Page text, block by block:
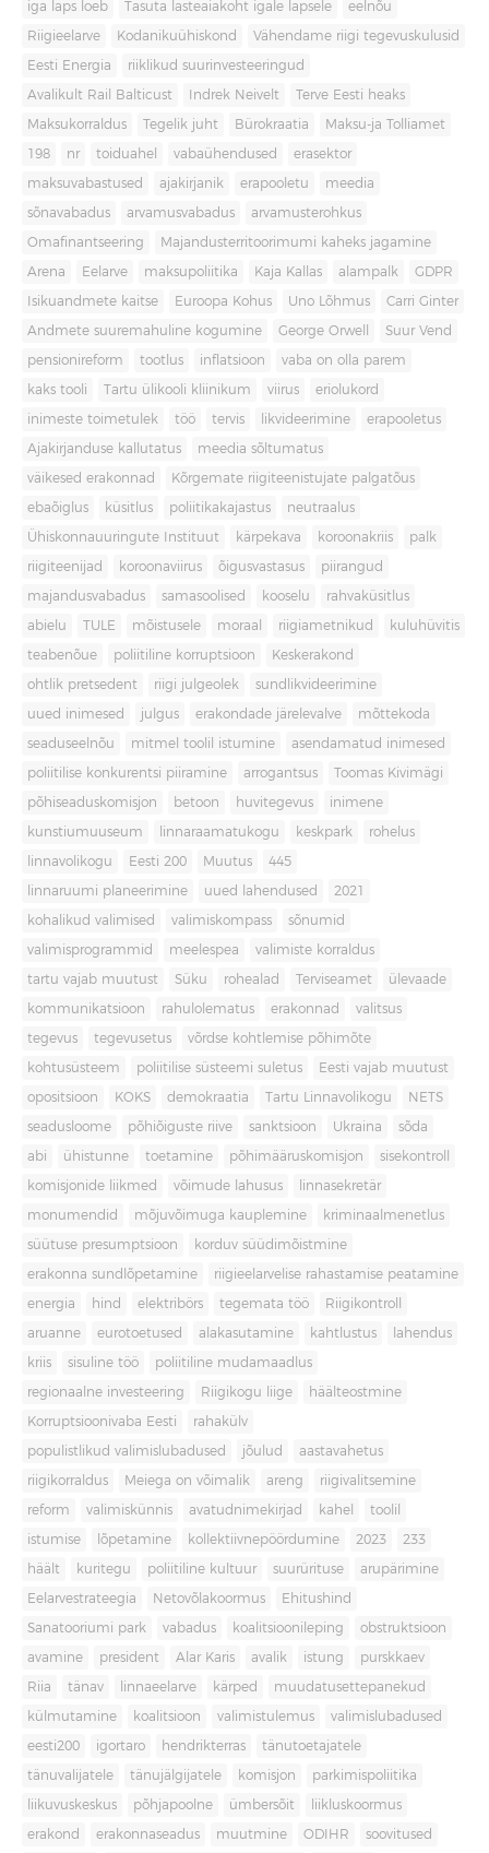
iga laps loeb Tasuta lasteaiakoht igale lapsele eelnõu
Riigieelarve Kodanikuühiskond Vähendame riigi tegevuskulusid
Eesti Energia riiklikud suurinvesteeringud
Avalikult Rail Balticust Indrek Neivelt Terve Eesti heaks
Maksukorraldus Tegelik juht Bürokraatia Maksu-ja Tolliamet
198 nr toiduahel vabaühendused erasektor
maksuvabastused ajakirjanik erapooletu meedia
sõnavabadus arvamusvabadus arvamusterohkus
Omafinantseering Majandusterritoorimumi kaheks jagamine
Arena Eelarve maksupoliitika Kaja Kallas alampalk GDPR
Isikuandmete kaitse Euroopa Kohus Uno Lõhmus Carri Ginter
Andmete suuremahuline kogumine George Orwell Suur Vend
pensionireform tootlus inflatsioon vaba on olla parem
kaks tooli Tartu ülikooli kliinikum viirus eriolukord
inimeste toimetulek töö tervis likvideerimine erapooletus
Ajakirjanduse kallutatus meedia sõltumatus
väikesed erakonnad Kõrgemate riigiteenistujate palgatõus
ebaõiglus küsitlus poliitikakajastus neutraalus
Ühiskonnauuringute Instituut kärpekava koroonakriis palk
riigiteenijad koroonaviirus õigusvastasus piirangud
majandusvabadus samasoolised kooselu rahvaküsitlus
abielu TULE mõistusele moraal riigiametnikud kuluhüvitis
teabenõue poliitiline korruptsioon Keskerakond
ohtlik pretsedent riigi julgeolek sundlikvideerimine
uued inimesed julgus erakondade järelevalve mõttekoda
seaduseelnõu mitmel toolil istumine asendamatud inimesed
poliitilise konkurentsi piiramine arrogantsus Toomas Kivimägi
põhiseaduskomisjon betoon huvitegevus inimene
kunstiumuuseum linnaraamatukogu keskpark rohelus
linnavolikogu Eesti 200 Muutus 445
linnaruumi planeerimine uued lahendused 2021
kohalikud valimised valimiskompass sõnumid
valimisprogrammid meelespea valimiste korraldus
tartu vajab muutust Süku rohealad Terviseamet ülevaade
kommunikatsioon rahulolematus erakonnad valitsus
tegevus tegevusetus võrdse kohtlemise põhimõte
kohtusüsteem poliitilise süsteemi suletus Eesti vajab muutust
opositsioon KOKS demokraatia Tartu Linnavolikogu NETS
seadusloome põhiõiguste riive sanktsioon Ukraina sõda
abi ühistunne toetamine põhimääruskomisjon sisekontroll
komisjonide liikmed võimude lahusus linnasekretär
monumendid mõjuvõimuga kauplemine kriminaalmenetlus
süütuse presumptsioon korduv süüdimõistmine
erakonna sundlõpetamine riigieelarvelise rahastamise peatamine
energia hind elektribörs tegemata töö Riigikontroll
aruanne eurotoetused alakasutamine kahtlustus lahendus
kriis sisuline töö poliitiline mudamaadlus
regionaalne investeering Riigikogu liige häälteostmine
Korruptsioonivaba Eesti rahakülv
populistlikud valimislubadused jõulud aastavahetus
riigikorraldus Meiega on võimalik areng riigivalitsemine
reform valimiskünnis avatudnimekirjad kahel toolil
istumise lõpetamine kollektiivnepöördumine 2023 233
häält kuritegu poliitiline kultuur suurürituse arupärimine
Eelarvestrateegia Netovõlakoormus Ehitushind
Sanatooriumi park vabadus koalitsioonileping obstruktsioon
avamine president Alar Karis avalik istung purskkaev
Riia tänav linnaeelarve kärped muudatusettepanekud
külmutamine koalitsioon valimistulemus valimislubadused
eesti200 igortaro hendrikterras tänutoetajatele
tänuvalijatele tänujälgijatele komisjon parkimispoliitika
liikuvuskeskus põhjapoolne ümbersõit liikluskoormus
erakond erakonnaseadus muutmine ODIHR soovitused